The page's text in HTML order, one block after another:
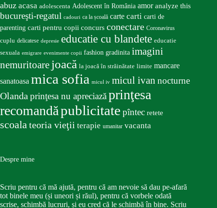
abuz acasa adolescenta Adolescent în România amor analyze this
bucureşti-regatul cadouri ca la școală carte carti carti de
parenting carti pentru copii concurs conectare Coronavirus
cuplu delicatese depresie educatie cu blandete educatie
sexuala emigrare evenimente copii fashion gradinita imagini
nemuritoare joacă la joacă în străinătate limite mancare
sanatoasa mica sofia micul iv micul ivan nocturne
Olandaprinţesa nu apreciazăprinţesa
recomandăpublicitate pîntec retete
scoalateoria vieţii terapie umanitar vacanta
Despre mine
Scriu pentru că mă ajută, pentru că am nevoie să dau pe-afară
tot binele meu (și uneori și răul), pentru că vorbele odată
scrise, schimbă lucruri, și eu cred că le schimbă în bine. Scriu